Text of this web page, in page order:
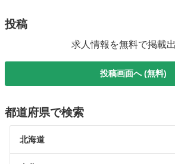
投稿
求人情報を無料で掲載
投稿画面へ (無料)
都道府県で検索
北海道